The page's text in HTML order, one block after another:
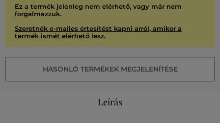
Ez a termék jelenleg nem elérhető, vagy már nem
forgalmazzuk.
Szeretnék e-mailes értesítést kapni arról, amikor a
termék ismét elérhető lesz.
HASONLÓ TERMÉKEK MEGJELENÍTÉSE
Leírás